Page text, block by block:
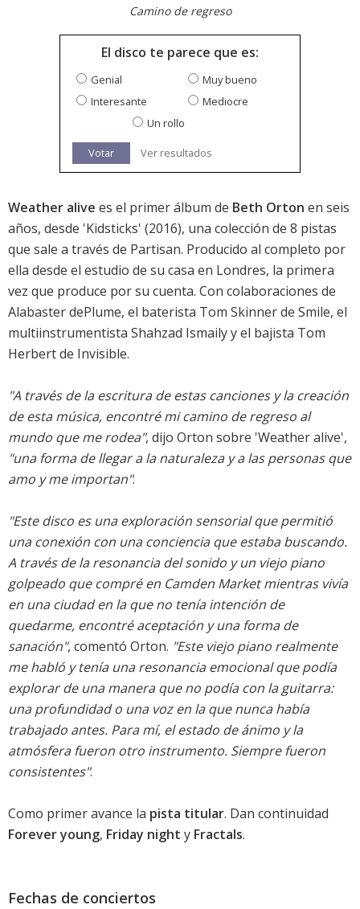
Camino de regreso
El disco te parece que es:
Genial
Muy bueno
Interesante
Mediocre
Un rollo
Votar Ver resultados
Weather alive es el primer álbum de Beth Orton en seis
años, desde 'Kidsticks' (2016), una colección de 8 pistas
que sale a través de Partisan. Producido al completo por
ella desde el estudio de su casa en Londres, la primera
vez que produce por su cuenta. Con colaboraciones de
Alabaster dePlume, el baterista Tom Skinner de Smile, el
multiinstrumentista Shahzad Ismaily y el bajista Tom
Herbert de Invisible.
"A través de la escritura de estas canciones y la creación
de esta música, encontré mi camino de regreso al
mundo que me rodea", dijo Orton sobre 'Weather alive',
"una forma de llegar a la naturaleza y a las personas que
amo y me importan".
"Este disco es una exploración sensorial que permitió
una conexión con una conciencia que estaba buscando.
A través de la resonancia del sonido y un viejo piano
golpeado que compré en Camden Market mientras vivía
en una ciudad en la que no tenía intención de
quedarme, encontré aceptación y una forma de
sanación", comentó Orton. "Este viejo piano realmente
me habló y tenía una resonancia emocional que podía
explorar de una manera que no podía con la guitarra:
una profundidad o una voz en la que nunca había
trabajado antes. Para mí, el estado de ánimo y la
atmósfera fueron otro instrumento. Siempre fueron
consistentes".
Como primer avance la pista titular. Dan continuidad
Forever young, Friday night y Fractals.
Fechas de conciertos